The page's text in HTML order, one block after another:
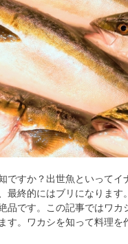
ですか？出世魚といってイ
最終的にはブリになります
品です。この記事ではワカ
す。ワカシを知って料理を